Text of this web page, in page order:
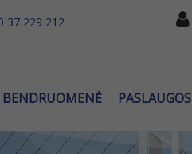
37 229 212
BENDRUOMENĖ PASLAUGOS